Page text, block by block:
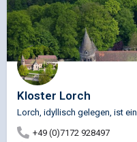
Kloster Lorch
+49 (0)7172 928497